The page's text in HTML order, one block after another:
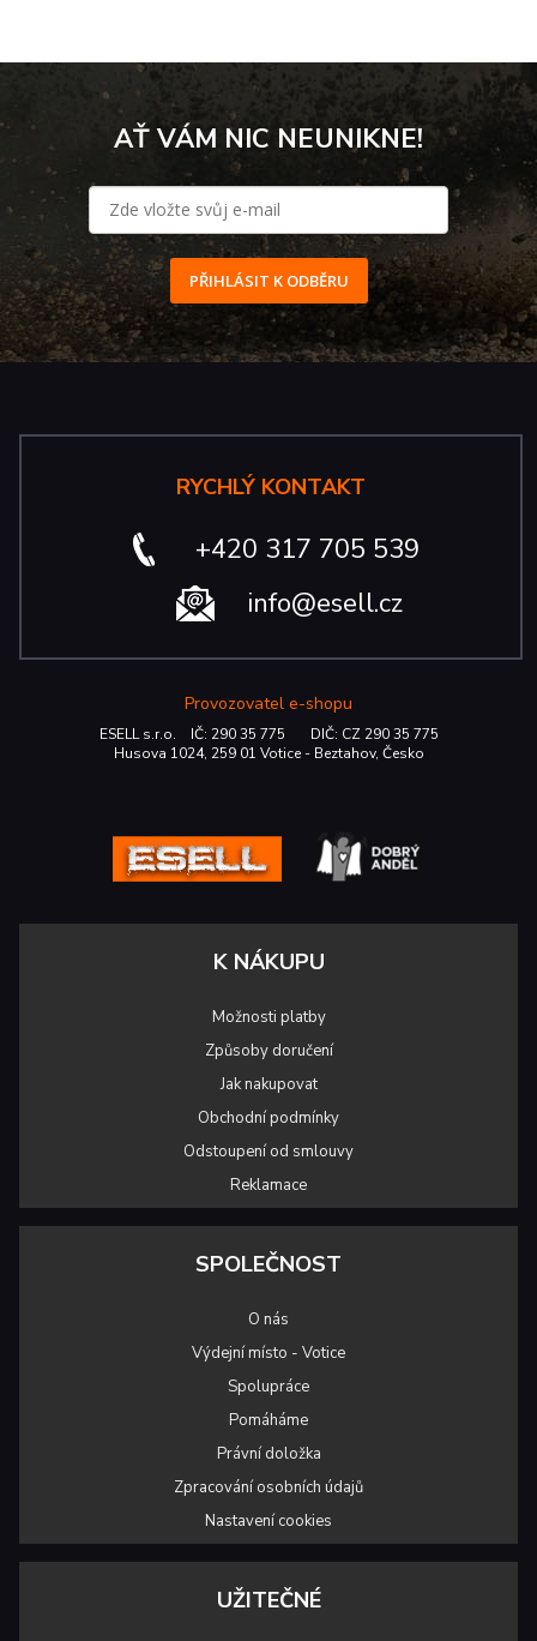
AŤ VÁM NIC NEUNIKNE!
PŘIHLÁSIT K ODBĚRU
RYCHLÝ KONTAKT
+420 317 705 539
info@esell.cz
Provozovatel e-shopu
ESELL s.r.o. IČ: 290 35 775 DIČ: CZ 290 35 775
Husova 1024, 259 01 Votice - Beztahov, Česko
K NÁKUPU
Možnosti platby
Způsoby doručení
Jak nakupovat
Obchodní podmínky
Odstoupení od smlouvy
Reklamace
SPOLEČNOST
O nás
Výdejní místo - Votice
Spolupráce
Pomáháme
Právní doložka
Zpracování osobních údajů
Nastavení cookies
UŽITEČNÉ